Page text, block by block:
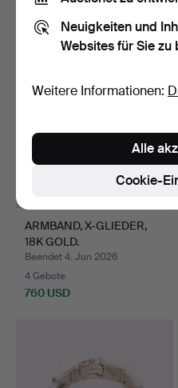
7 Gebote
3.587 USD
ARMBAND, X-GLIEDER,
18K GOLD.
Beendet 4. Jun 2026
4 Gebote
760 USD
Neuigkeiten und
Websites für Sie zu
Weitere Informationen:
Cookie-
Alle